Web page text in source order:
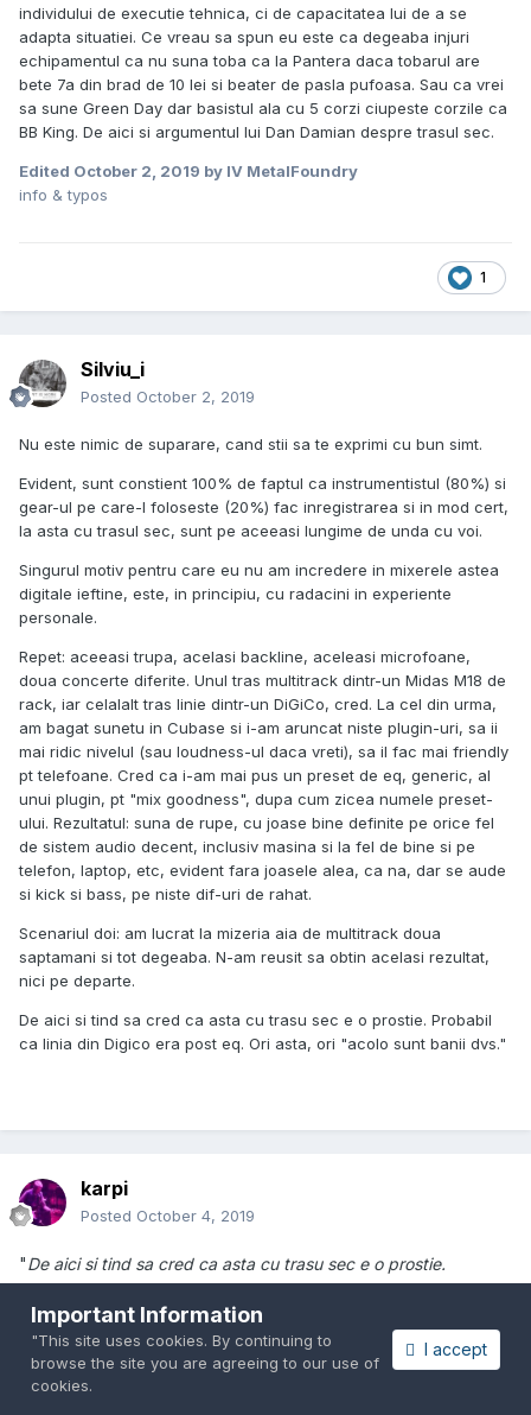
individului de executie tehnica, ci de capacitatea lui de a se
adapta situatiei. Ce vreau sa spun eu este ca degeaba injuri
echipamentul ca nu suna toba ca la Pantera daca tobarul are
bete 7a din brad de 10 lei si beater de pasla pufoasa. Sau ca vrei
sa sune Green Day dar basistul ala cu 5 corzi ciupeste corzile ca
BB King. De aici si argumentul lui Dan Damian despre trasul sec.
Edited October 2, 2019 by IV MetalFoundry
info & typos
1
Silviu_i
Posted October 2, 2019
Nu este nimic de suparare, cand stii sa te exprimi cu bun simt.
Evident, sunt constient 100% de faptul ca instrumentistul (80%) si
gear-ul pe care-l foloseste (20%) fac inregistrarea si in mod cert,
la asta cu trasul sec, sunt pe aceeasi lungime de unda cu voi.
Singurul motiv pentru care eu nu am incredere in mixerele astea
digitale ieftine, este, in principiu, cu radacini in experiente
personale.
Repet: aceeasi trupa, acelasi backline, aceleasi microfoane,
doua concerte diferite. Unul tras multitrack dintr-un Midas M18 de
rack, iar celalalt tras linie dintr-un DiGiCo, cred. La cel din urma,
am bagat sunetu in Cubase si i-am aruncat niste plugin-uri, sa ii
mai ridic nivelul (sau loudness-ul daca vreti), sa il fac mai friendly
pt telefoane. Cred ca i-am mai pus un preset de eq, generic, al
unui plugin, pt "mix goodness", dupa cum zicea numele preset-
ului. Rezultatul: suna de rupe, cu joase bine definite pe orice fel
de sistem audio decent, inclusiv masina si la fel de bine si pe
telefon, laptop, etc, evident fara joasele alea, ca na, dar se aude
si kick si bass, pe niste dif-uri de rahat.
Scenariul doi: am lucrat la mizeria aia de multitrack doua
saptamani si tot degeaba. N-am reusit sa obtin acelasi rezultat,
nici pe departe.
De aici si tind sa cred ca asta cu trasu sec e o prostie. Probabil
ca linia din Digico era post eq. Ori asta, ori "acolo sunt banii dvs."
karpi
Posted October 4, 2019
"De aici si tind sa cred ca asta cu trasu sec e o prostie.
Probabil ca linia din Digico era post eq. Ori asta, ori "acolo sunt
banii dvs."
Trasul sec /dry inseamna ca nu ai absolut nici un efect pe
calea sunetului inregistrat se inregistreaza semnalul venit din
Important Information
"This site uses cookies. By continuing to
browse the site you are agreeing to our use of
cookies.
I accept